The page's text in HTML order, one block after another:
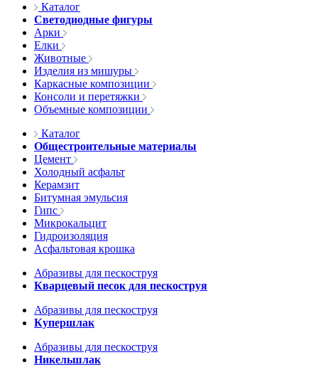
Каталог
Светодиодные фигуры
Арки
Елки
Животные
Изделия из мишуры
Каркасные композиции
Консоли и перетяжки
Объемные композиции
Каталог
Общестроительные материалы
Цемент
Холодный асфальт
Керамзит
Битумная эмульсия
Гипс
Микрокальцит
Гидроизоляция
Асфальтовая крошка
Абразивы для пескоструя
Кварцевый песок для пескоструя
Абразивы для пескоструя
Купершлак
Абразивы для пескоструя
Никельшлак